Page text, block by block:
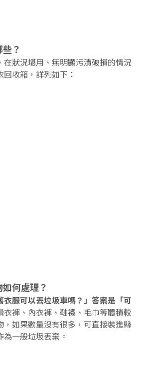
？
在狀況堪用、無明顯污漬破損的情況
收箱，詳列如下：
何處理？
衣服可以丟垃圾車嗎？」答案是「可
衣褲、內衣褲、鞋襪、毛巾等體積較
，如果數量沒有很多，可直接裝進縣
一般垃圾丟棄。